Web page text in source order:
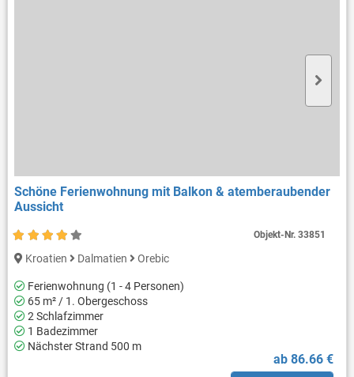
Schöne Ferienwohnung mit Balkon & atemberaubender
Aussicht
Kroatien Dalmatien Orebic
Ferienwohnung (1 - 4 Personen)
65 m² / 1. Obergeschoss
2 Schlafzimmer
1 Badezimmer
Nächster Strand 500 m
ab 86.66 €
Objekt-Nr.33851